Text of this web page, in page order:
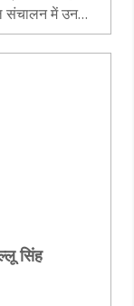
में उनकी
हिंदू जनमानस
पार कर चुके
सिंह